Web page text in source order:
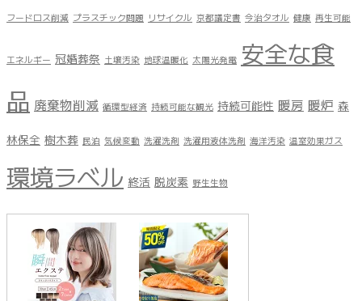
フードロス削減 プラスチック問題 リサイクル 京都議定書 今治タオル 健康 再生可能
エネルギー 冠婚葬祭 土壌汚染 地球温暖化 太陽光発電 安全な食
品 廃棄物削減 循環型経済 持続可能な観光 持続可能性 暖房 暖炉 森
林保全 樹木葬 民泊 気候変動 洗濯洗剤 洗濯用液体洗剤 海洋汚染 温室効果ガス
環境ラベル 終活 脱炭素 野生生物